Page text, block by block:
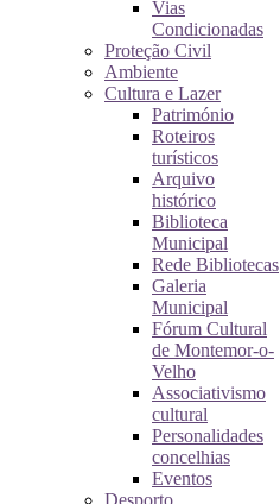
Vias
Condicionadas
Proteção Civil
Ambiente
Cultura e Lazer
Património
Roteiros
turísticos
Arquivo
histórico
Biblioteca
Municipal
Rede Bibliotecas
Galeria
Municipal
Fórum Cultural
de Montemor-o-
Velho
Associativismo
cultural
Personalidades
concelhias
Eventos
Desporto